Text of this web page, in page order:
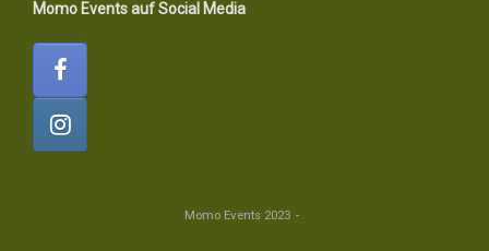
Momo Events auf Social Media
Momo Events 2023